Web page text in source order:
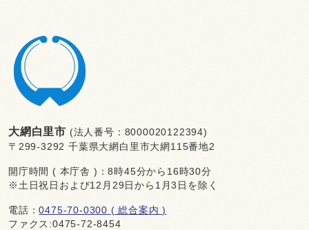
大網白里市 (法人番号：8000020122394)
〒299-3292 千葉県大網白里市大網115番地2
開庁時間 ( 本庁舎 )：8時45分から16時30分
※土日祝日および12月29日から1月3日を除く
電話：0475-70-0300 ( 総合案内 )
ファクス:0475-72-8454